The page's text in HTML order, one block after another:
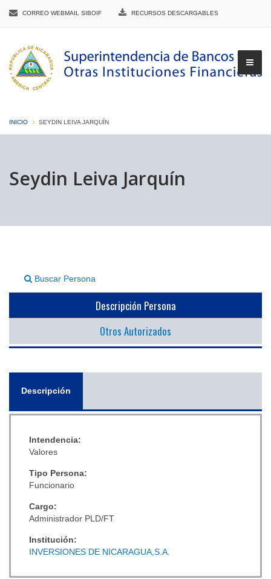
CORREO WEBMAIL SIBOIF RECURSOS DESCARGABLES
INICIO SEYDIN LEIVA JARQUÍN
Seydin Leiva Jarquín
Buscar Persona
Descripción Persona
Otros Autorizados
Descripción
Intendencia:
Valores
Tipo Persona:
Funcionario
Cargo:
Administrador PLD/FT
Institución:
INVERSIONES DE NICARAGUA,S.A.